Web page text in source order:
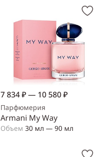
7 834 ₽ — 10 580 ₽
Парфюмерия
Armani My Way
Объем30 мл — 90 мл